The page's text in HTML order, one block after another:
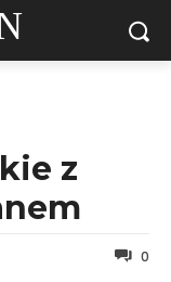
z
0